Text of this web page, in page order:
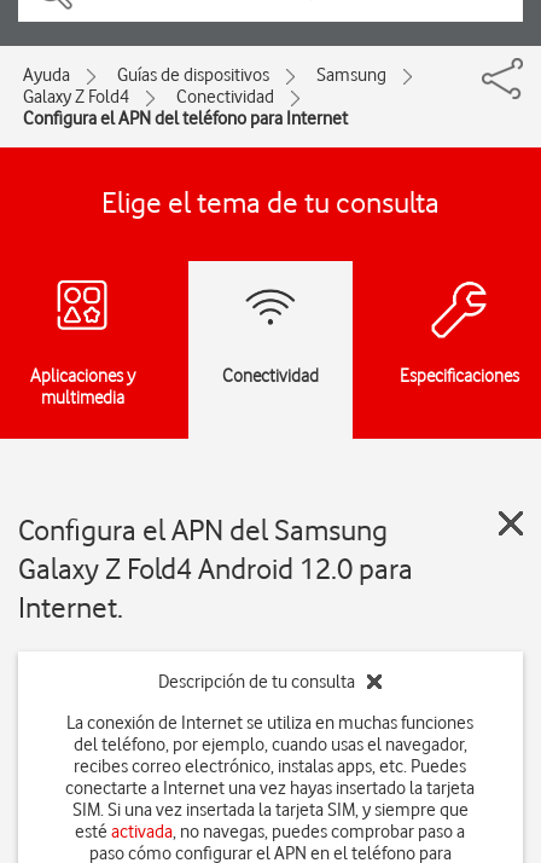
Ayuda Guías de dispositivos
Samsung
Galaxy Z Fold4
Conectividad
Configura el APN del teléfono para Internet
Elige el tema de tu consulta
Aplicaciones y
multimedia
Conectividad Especificaciones
Configura el APN del Samsung
Galaxy Z Fold4 Android 12.0 para
Internet.
Descripción de tu consulta
La conexión de Internet se utiliza en muchas funciones
del teléfono, por ejemplo, cuando usas el navegador,
recibes correo electrónico, instalas apps, etc. Puedes
conectarte a Internet una vez hayas insertado la tarjeta
SIM. Si una vez insertada la tarjeta SIM, y siempre que
estéactivada, no navegas, puedes comprobar paso a
paso cómo configurar el APN en el teléfono para